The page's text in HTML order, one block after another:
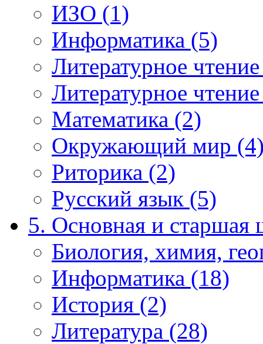
ИЗО (1)
Информатика (5)
Литературное
Литературное
Математика (2)
Окружающий мир
Риторика (2)
Русский язык (5)
5. Основная и старшая
Биология, химия,
Информатика (18)
История (2)
Литература (28)